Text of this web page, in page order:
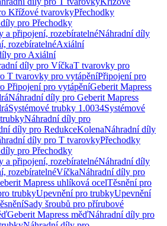
Křížové tvarovkyPřechodky
pro Přechodky
a připojení, rozebíratelnéNáhradní díly
rozebíratelnéAxiální
pro Axiální
díly pro VíčkaT tvarovky pro
T tvarovky pro vytápěníPřipojení pro
Připojení pro vytápěníGeberit Mapress
Náhradní díly pro Geberit Mapress
Systémové trubky 1.0034Systémové
Náhradní díly pro
díly pro RedukceKolenaNáhradní díly
díly pro T tvarovkyPřechodky
pro Přechodky
a připojení, rozebíratelnéNáhradní díly
rozebíratelnéVíčkaNáhradní díly pro
Mapress uhlíková ocelTěsnění pro
trubkyUpevnění pro trubkyUpevnění
Sady šroubů pro přírubové
Geberit Mapress měďNáhradní díly pro